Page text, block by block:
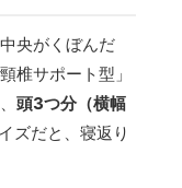
央がくぼんだ
椎サポート型」
頭3つ分（横幅
ズだと、寝返り